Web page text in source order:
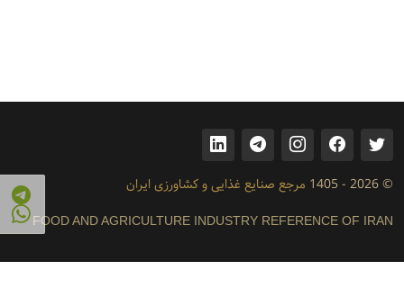
© 2026 - 1405 مرجع صنایع غذایی و کشاورزی ایران
FOOD AND AGRICULTURE INDUSTRY REFERENCE OF IRAN